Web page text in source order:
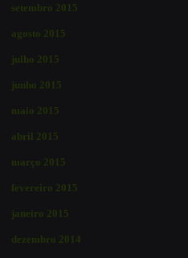
setembro 2015
agosto 2015
julho 2015
junho 2015
maio 2015
abril 2015
março 2015
fevereiro 2015
janeiro 2015
dezembro 2014